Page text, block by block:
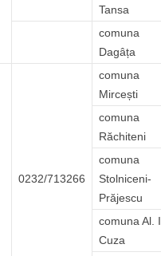
Tansa
comuna
Dagâța
0232/713266
comuna
Mircești
comuna
Răchiteni
comuna
Stolniceni-
Prăjescu
comuna Al.
Cuza